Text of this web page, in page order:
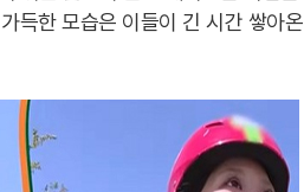
득한 모습은 이들이 긴 시간 쌓아온